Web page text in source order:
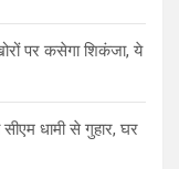
पर कसेगा शिकंजा, ये
धामी से गुहार, घर